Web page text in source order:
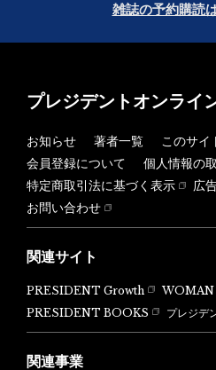
雑誌の予約購読
プレジデントオンライ
お知らせ 著者一覧
このサイ
会員登録について
個人情報の
特定商取引法に基づく表示
広
お問い合わせ
関連サイト
PRESIDENT Growth WOMAN
PRESIDENT BOOKS
プレジ
関連事業